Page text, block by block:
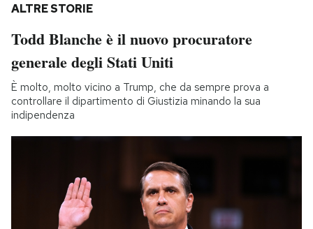
ALTRE STORIE
Todd Blanche è il nuovo procuratore
generale degli Stati Uniti
È molto, molto vicino a Trump, che da sempre prova a
controllare il dipartimento di Giustizia minando la sua
indipendenza